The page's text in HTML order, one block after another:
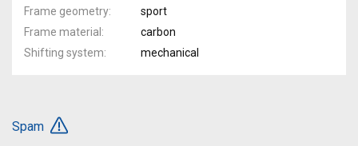
Frame geometry
sport
Frame material
carbon
Shifting system
mechanical
Spam